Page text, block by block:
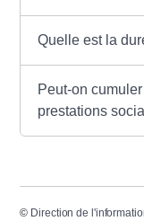
Quelle est la
Peut-on
prestations
© Direction de